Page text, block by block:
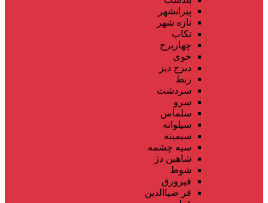
پیرانشهر
تازه شهر
تکاب
چهاربرج
خوی
دیزج دیز
ربط
سردشت
سرو
سلماس
سیلوانه
سیمینه
سیه چشمه
شاهین دژ
شوط
فیرورق
قر ضیاالدین